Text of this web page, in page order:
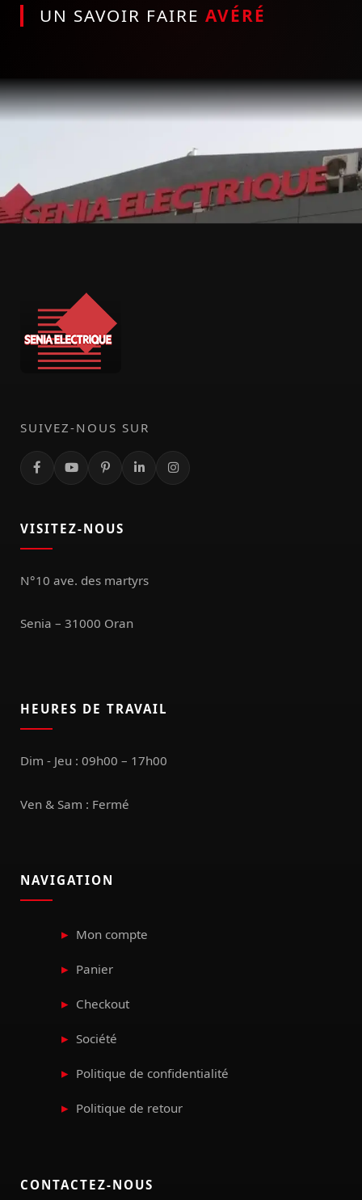
UN SAVOIR FAIRE AVÉRÉ
SUIVEZ-NOUS SUR
VISITEZ-NOUS
N°10 ave. des martyrs
Senia – 31000 Oran
HEURES DE TRAVAIL
Dim - Jeu : 09h00 – 17h00
Ven & Sam : Fermé
NAVIGATION
Mon compte
Panier
Checkout
Société
Politique de confidentialité
Politique de retour
CONTACTEZ-NOUS